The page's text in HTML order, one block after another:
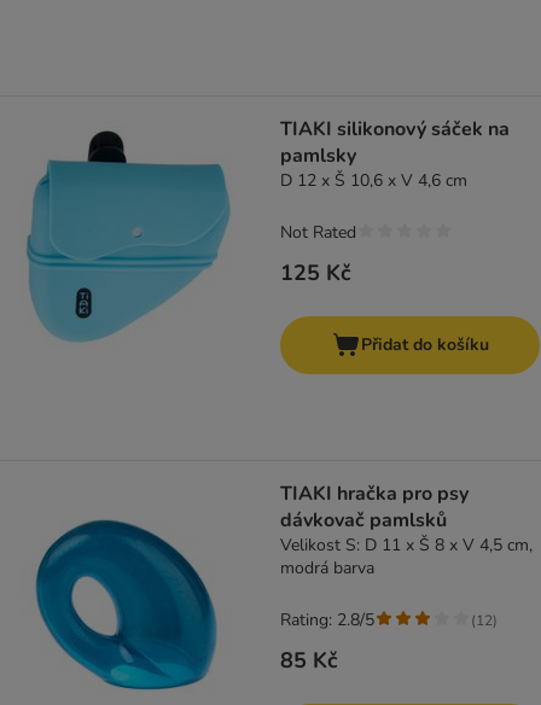
TIAKI silikonový sáček na
pamlsky
D 12 x Š 10,6 x V 4,6 cm
125 Kč
Not Rated
Přidat do košíku
TIAKI hračka pro psy
dávkovač pamlsků
Velikost S: D 11 x Š 8 x V 4,5 cm,
modrá barva
85 Kč
Rating: 2.8/5 (12)